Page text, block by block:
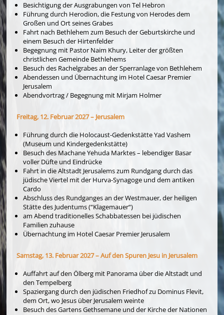
Besichtigung der Ausgrabungen von Tel Hebron
Führung durch Herodion, die Festung von Herodes dem
Großen und Ort seines Grabes
Fahrt nach Bethlehem zum Besuch der Geburtskirche und
einem Besuch der Hirtenfelder
Begegnung mit Pastor Naim Khury, Leiter der größten
christlichen Gemeinde Bethlehems
Besuch des Rachelgrabes an der Sperranlage von Bethlehem
Abendessen und Übernachtung im Hotel Caesar Premier
Jerusalem
Abendvortrag / Begegnung mit Mirjam Holmer
Freitag, 12. Februar 2027 – Jerusalem
Führung durch die Holocaust-Gedenkstätte Yad Vashem
(Museum und Kindergedenkstätte)
Besuch des Machane Yehuda Marktes – lebendiger Basar
voller Düfte und Eindrücke
Fahrt in die Altstadt Jerusalems zum Rundgang durch das
jüdische Viertel mit der Hurva-Synagoge und dem antiken
Cardo
Abschluss des Rundganges an der Westmauer, der heiligen
Stätte des Judentums (“Klagemauer“)
am Abend traditionelles Schabbatessen bei jüdischen
Familien zuhause
Übernachtung im Hotel Caesar Premier Jerusalem
Samstag, 13. Februar 2027 – Auf den Spuren Jesu in Jerusalem
Auffahrt auf den Ölberg mit Panorama über die Altstadt und
den Tempelberg
Spaziergang durch den jüdischen Friedhof zu Dominus Flevit,
dem Ort, wo Jesus über Jerusalem weinte
Besuch des Gartens Gethsemane und der Kirche der Nationen